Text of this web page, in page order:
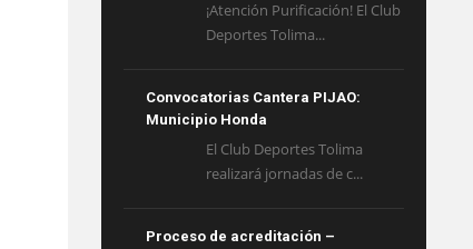
¡Atención Purificación! El Club
Deportes Tolima...
Convocatorias Cantera PIJAO:
Municipio Honda
El Club Deportes Tolima
realizará jornadas de c...
Proceso de acreditación –